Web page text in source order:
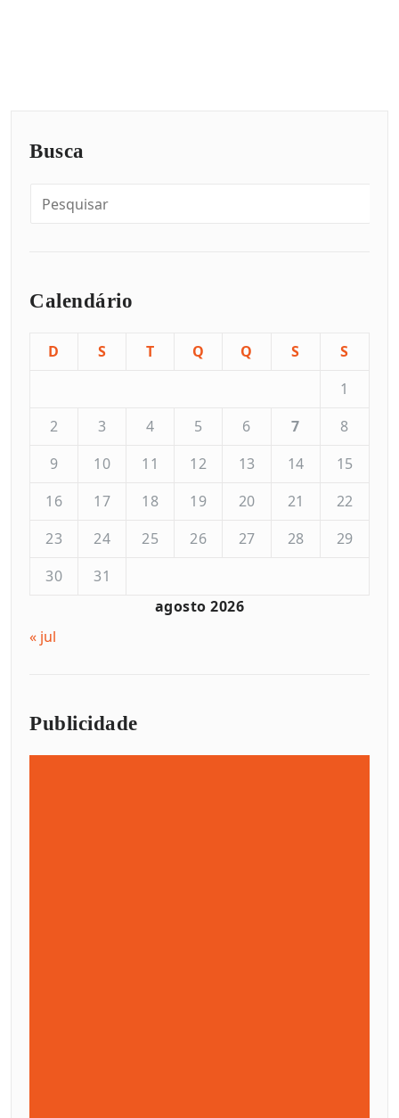
Busca
Calendário
agosto 2026
D S T Q Q S
S
1
2
3 4 5 6 7
8
9
10 11 12 13 14
15
16
17 18 19 20 21
22
23
24 25 26 27 28
29
30
31
« jul
Publicidade